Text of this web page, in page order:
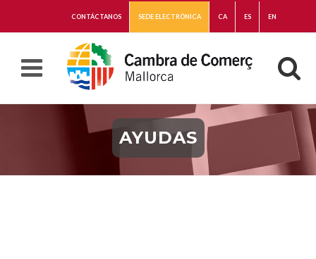
CONTÁCTANOS SEDE ELECTRÓNICA CA ES EN
AYUDAS